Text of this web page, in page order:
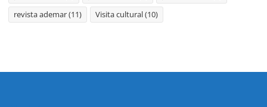
revista ademar(11) Visita cultural(10)